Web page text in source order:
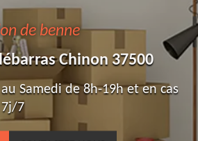
de benne
Chinon 37500
Samedi de 8h-19h et en cas
7j/7